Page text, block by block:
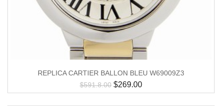
REPLICA CARTIER BALLON BLEU W69009Z3
$591.8.00 $269.00